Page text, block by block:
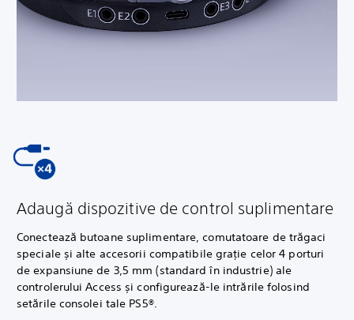
Adaugă dispozitive de control suplimentare
Conectează butoane suplimentare, comutatoare de trăgaci
speciale și alte accesorii compatibile grație celor 4 porturi
de expansiune de 3,5 mm (standard în industrie) ale
controlerului Access și configurează-le intrările folosind
setările consolei tale PS5®.